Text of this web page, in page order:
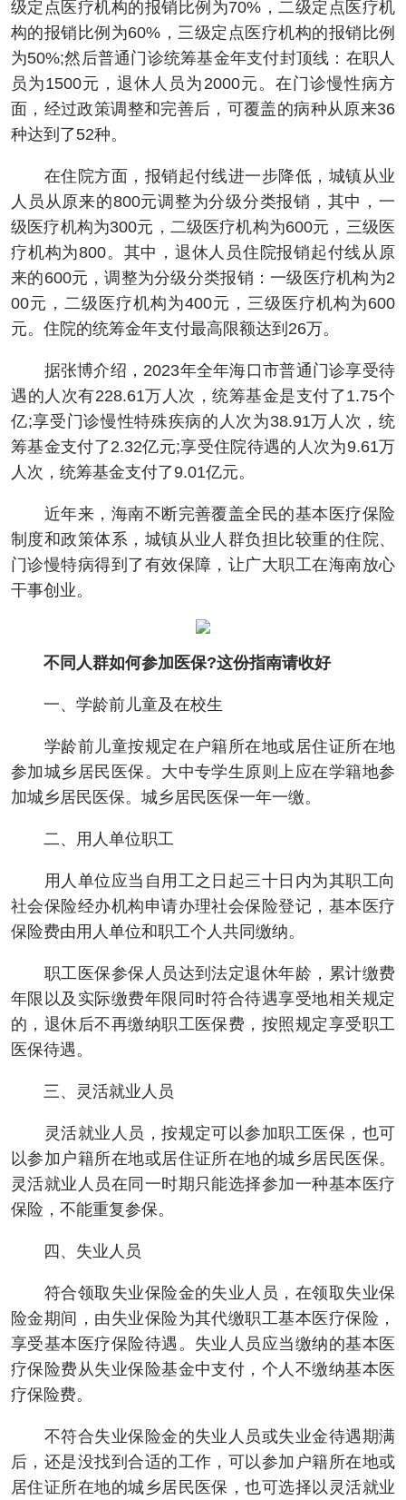
级定点医疗机构的报销比例为70%，二级定点医疗机
构的报销比例为60%，三级定点医疗机构的报销比例
为50%;然后普通门诊统筹基金年支付封顶线：在职人
员为1500元，退休人员为2000元。在门诊慢性病方
面，经过政策调整和完善后，可覆盖的病种从原来36
种达到了52种。
在住院方面，报销起付线进一步降低，城镇从业
人员从原来的800元调整为分级分类报销，其中，一
级医疗机构为300元，二级医疗机构为600元，三级医
疗机构为800。其中，退休人员住院报销起付线从原
来的600元，调整为分级分类报销：一级医疗机构为2
00元，二级医疗机构为400元，三级医疗机构为600
元。住院的统筹金年支付最高限额达到26万。
据张博介绍，2023年全年海口市普通门诊享受待
遇的人次有228.61万人次，统筹基金是支付了1.75个
亿;享受门诊慢性特殊疾病的人次为38.91万人次，统
筹基金支付了2.32亿元;享受住院待遇的人次为9.61万
人次，统筹基金支付了9.01亿元。
近年来，海南不断完善覆盖全民的基本医疗保险
制度和政策体系，城镇从业人群负担比较重的住院、
门诊慢特病得到了有效保障，让广大职工在海南放心
干事创业。
不同人群如何参加医保?这份指南请收好
一、学龄前儿童及在校生
学龄前儿童按规定在户籍所在地或居住证所在地
参加城乡居民医保。大中专学生原则上应在学籍地参
加城乡居民医保。城乡居民医保一年一缴。
二、用人单位职工
用人单位应当自用工之日起三十日内为其职工向
社会保险经办机构申请办理社会保险登记，基本医疗
保险费由用人单位和职工个人共同缴纳。
职工医保参保人员达到法定退休年龄，累计缴费
年限以及实际缴费年限同时符合待遇享受地相关规定
的，退休后不再缴纳职工医保费，按照规定享受职工
医保待遇。
三、灵活就业人员
灵活就业人员，按规定可以参加职工医保，也可
以参加户籍所在地或居住证所在地的城乡居民医保。
灵活就业人员在同一时期只能选择参加一种基本医疗
保险，不能重复参保。
四、失业人员
符合领取失业保险金的失业人员，在领取失业保
险金期间，由失业保险为其代缴职工基本医疗保险，
享受基本医疗保险待遇。失业人员应当缴纳的基本医
疗保险费从失业保险基金中支付，个人不缴纳基本医
疗保险费。
不符合失业保险金的失业人员或失业金待遇期满
后，还是没找到合适的工作，可以参加户籍所在地或
居住证所在地的城乡居民医保，也可选择以灵活就业